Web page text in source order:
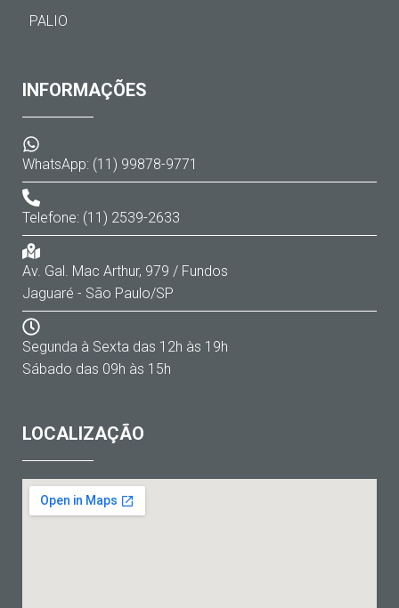
PALIO
INFORMAÇÕES
WhatsApp: (11) 99878-9771
Telefone: (11) 2539-2633
Av. Gal. Mac Arthur, 979 / Fundos
Jaguaré - São Paulo/SP
Segunda à Sexta das 12h às 19h
Sábado das 09h às 15h
LOCALIZAÇÃO